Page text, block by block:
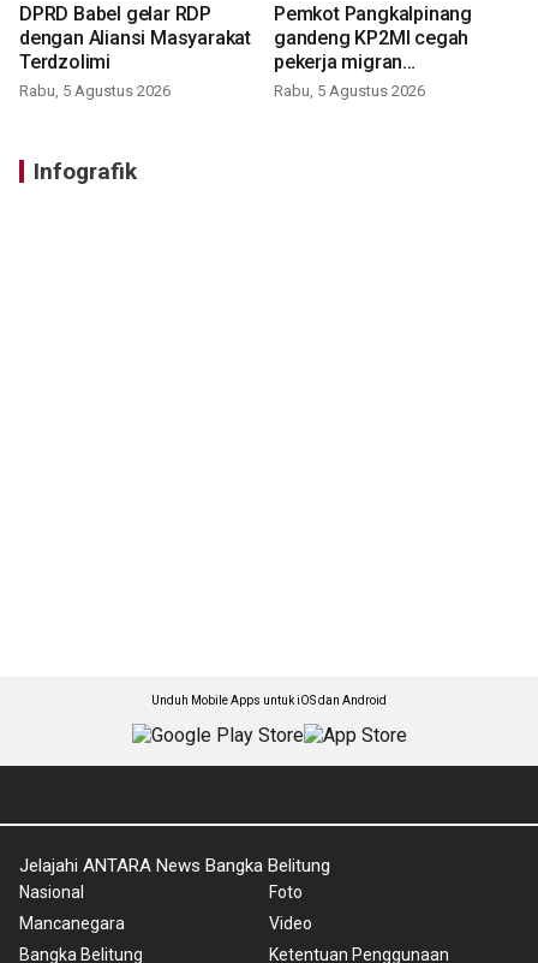
DPRD Babel gelar RDP
dengan Aliansi Masyarakat
Terdzolimi
Rabu, 5 Agustus 2026
Pemkot Pangkalpinang
gandeng KP2MI cegah
pekerja migran
nonprosedural
Rabu, 5 Agustus 2026
Infografik
Unduh Mobile Apps untuk iOS dan Android
Jelajahi ANTARA News Bangka Belitung
Nasional
Mancanegara
Bangka Belitung
Foto
Video
Ketentuan Penggunaan